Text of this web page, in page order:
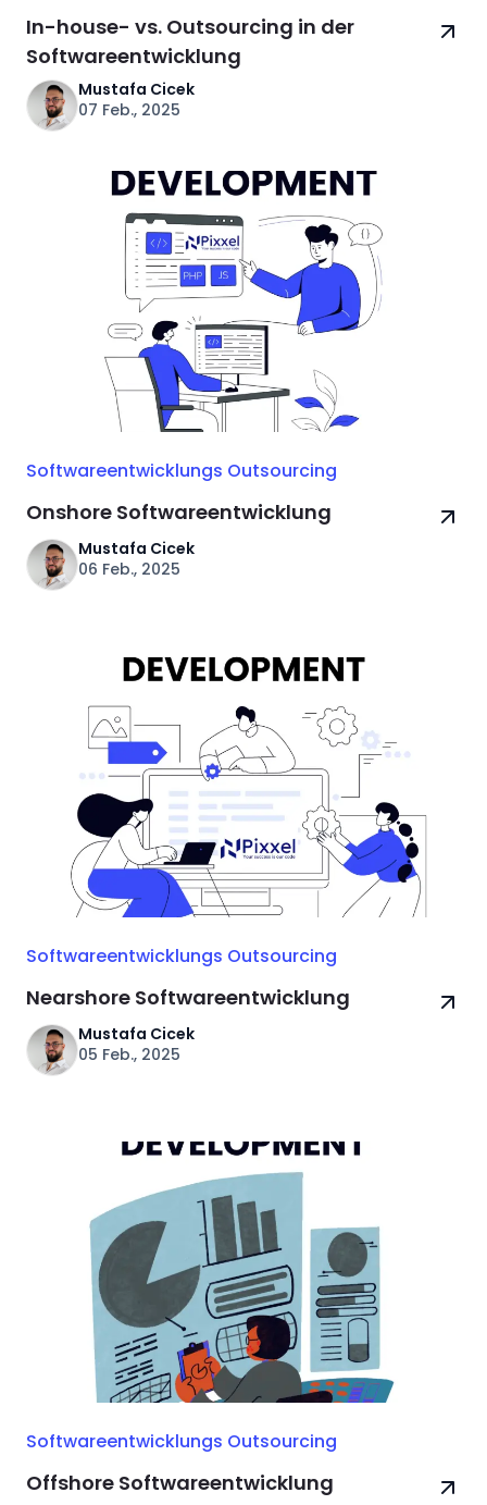
In-house- vs. Outsourcing in der
Softwareentwicklung
Mustafa Cicek
07 Feb., 2025
Softwareentwicklungs Outsourcing
Onshore Softwareentwicklung
Mustafa Cicek
06 Feb., 2025
Softwareentwicklungs Outsourcing
Nearshore Softwareentwicklung
Mustafa Cicek
05 Feb., 2025
Softwareentwicklungs Outsourcing
Offshore Softwareentwicklung